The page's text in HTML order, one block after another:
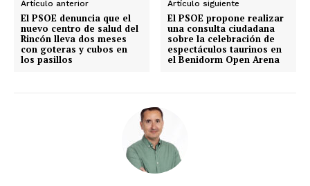
Artículo anterior
El PSOE denuncia que el
nuevo centro de salud del
Rincón lleva dos meses
con goteras y cubos en
los pasillos
Artículo siguiente
El PSOE propone realizar
una consulta ciudadana
sobre la celebración de
espectáculos taurinos en
el Benidorm Open Arena